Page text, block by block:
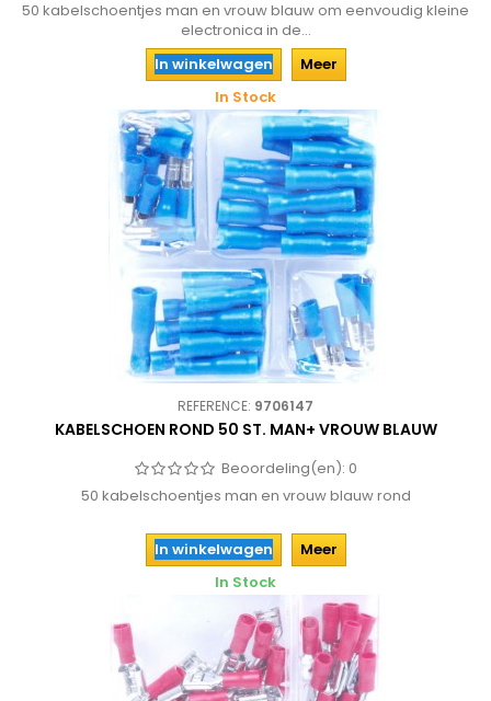
50 kabelschoentjes man en vrouw blauw om eenvoudig kleine
electronica in de...
In winkelwagen
Meer
In Stock
REFERENCE: 9706147
KABELSCHOEN ROND 50 ST. MAN+ VROUW BLAUW
Beoordeling(en): 0
50 kabelschoentjes man en vrouw blauw rond
In winkelwagen
Meer
In Stock